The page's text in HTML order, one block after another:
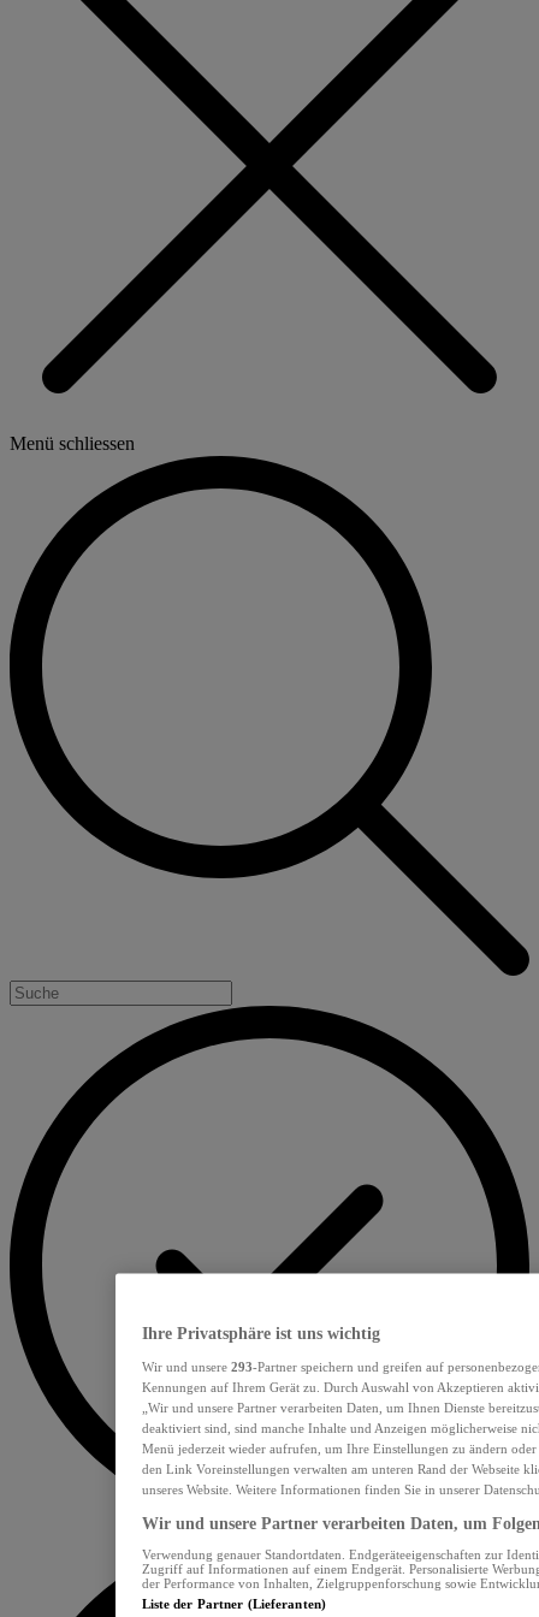
Menü schliessen
Ihre Privatsphäre ist uns wichtig
Wir und unsere 293-Partner speichern und greifen auf
Kennungen auf Ihrem Gerät zu. Durch Auswahl von Akzeptieren
„Wir und unsere Partner verarbeiten Daten, um Ihnen Dienste
deaktiviert sind, sind manche Inhalte und Anzeigen möglicherweise
Menü jederzeit wieder aufrufen, um Ihre Einstellungen zu ändern
den Link Voreinstellungen verwalten am unteren Rand der Webseite
unseres Website. Weitere Informationen finden Sie in unserer
Wir und unsere Partner verarbeiten Daten, um
Verwendung genauer Standortdaten. Endgeräteeigenschaften zur
Zugriff auf Informationen auf einem Endgerät. Personalisierte
der Performance von Inhalten, Zielgruppenforschung sowie
Liste der Partner (Lieferanten)